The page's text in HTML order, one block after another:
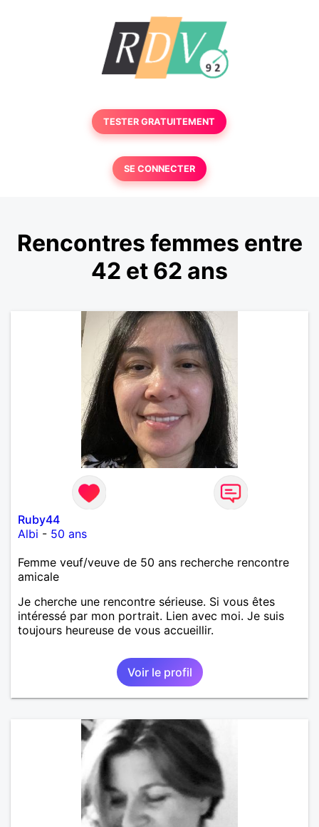
TESTER GRATUITEMENT
SE CONNECTER
Rencontres femmes entre
42 et 62 ans
Ruby44
Albi - 50 ans
Femme veuf/veuve de 50 ans recherche rencontre
amicale
Je cherche une rencontre sérieuse. Si vous êtes
intéressé par mon portrait. Lien avec moi. Je suis
toujours heureuse de vous accueillir.
Voir le profil